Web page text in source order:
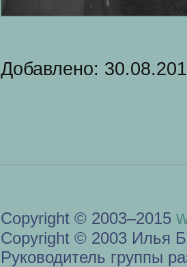
Добавлено:
Copyright © 2003–2015
Copyright © 2003 Илья
Руководитель группы